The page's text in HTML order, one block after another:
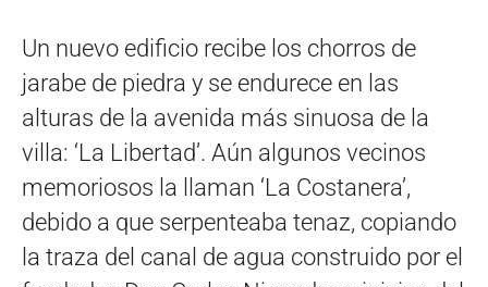
Un nuevo edificio recibe los chorros de
jarabe de piedra y se endurece en las
alturas de la avenida más sinuosa de la
villa: ‘La Libertad’. Aún algunos vecinos
memoriosos la llaman ‘La Costanera’,
debido a que serpenteaba tenaz, copiando
la traza del canal de agua construido por el